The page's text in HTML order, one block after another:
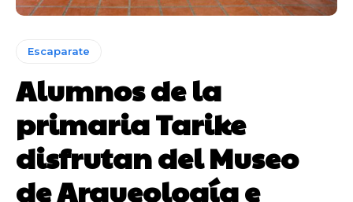
Escaparate
Alumnos de la
primaria Tarike
disfrutan del Museo
de Arqueología e